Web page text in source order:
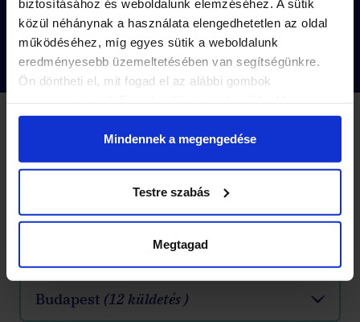
biztosításához és weboldalunk elemzéséhez. A sütik
közül néhánynak a használata elengedhetetlen az oldal
működéséhez, míg egyes sütik a weboldalunk
eredményesebb üzemeltetésében van segítségünkre.
Ön döntheti el, mit fogad el az alábbi gombok
módosíthatja. További részletekről olvashat Adatkezelési
tájékoztatónkban.Mindennek a megengedése
Testre szabás
Megtagad
Tovább olvasok
Küldetések
Készen állsz, hogy kipróbáld a városi nyomozós
játékok következő szintjét?
Válassz várost
Budapest (12 küldetés )